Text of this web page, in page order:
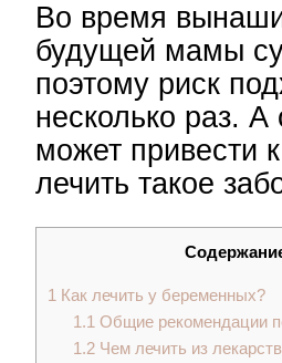
Во время
будущей мамы
поэтому риск
несколько раз.
может привести
лечить такое
1 Как лечить у беременных?
1.1 Общие рекомендации
1.2Чем лечить из